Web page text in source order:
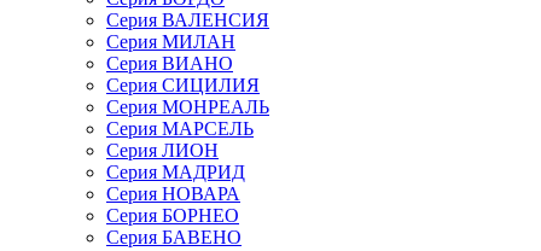
Серия ВАЛЕНСИЯ
Серия МИЛАН
Серия ВИАНО
Серия СИЦИЛИЯ
Серия МОНРЕАЛЬ
Серия МАРСЕЛЬ
Серия ЛИОН
Серия МАДРИД
Серия НОВАРА
Серия БОРНЕО
Серия БАВЕНО